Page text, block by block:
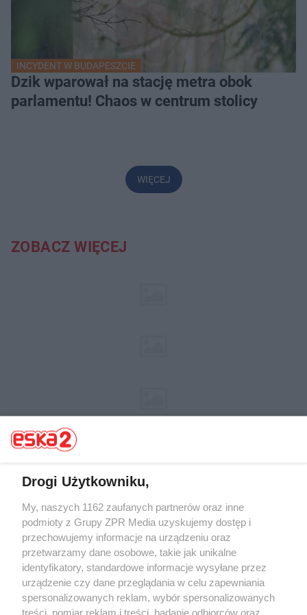
INCYDENT W BUDAPESZCIE
Dzik wparował na stację metra obok
parlamentu! Chaos w centrum stolicy
WIĘCEJ
ZOBACZ WIĘCEJ
Żaden utwór zamieszczony w serwisie nie może być powielany i
rozpowszechniany lub dalej rozpowszechniany w jakikolwiek sposób (w
tym także elektroniczny lub mechaniczny) na jakimkolwiek polu
eksploatacji w jakiejkolwiek formie, włącznie z umieszczaniem w Internecie
bez pisemnej zgody właściciela praw. Jakiekolwiek użycie lub
wykorzystanie utworów w całości lub w części z naruszeniem prawa, tzn.
bez właściwej zgody, jest zabronione pod groźbą kary i może być ścigane
prawnie.
Drogi Użytkowniku,
My, naszych 1162 zaufanych partnerów oraz inne
podmioty z Grupy ZPR Media uzyskujemy dostęp i
przechowujemy informacje na urządzeniu oraz
przetwarzamy dane osobowe, takie jak unikalne
identyfikatory, standardowe informacje wysyłane przez
urządzenie czy dane przeglądania w celu zapewniania
spersonalizowanych reklam, wybór spersonalizowanych
treści, pomiar reklam i treści, badanie odbiorców oraz